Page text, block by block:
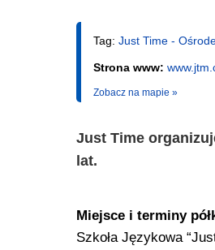
Tag: Just Time -
Strona www:
Zobacz na mapie »
Just Time
lat.
Miejsce i terminy
Szkoła Językowa